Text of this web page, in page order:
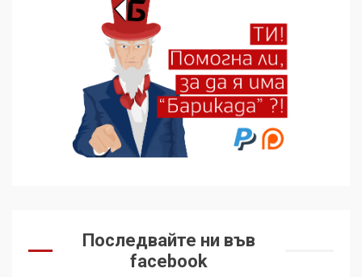
Последвайте ни във
facebook